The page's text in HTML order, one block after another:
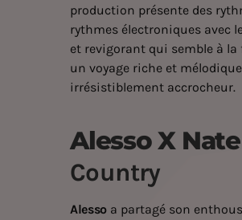
production présente des
rythmes électroniques avec
et revigorant qui semble à
un voyage riche et
irrésistiblement accrocheur.
Alesso X
Country
Alesso a partagé son